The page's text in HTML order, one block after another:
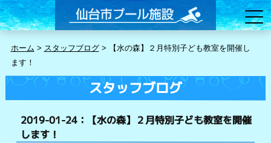
ホーム > スタッフブログ>
【水の森】２月特別子ども教室を開催し
ます！
スタッフブログ
2019-01-24：【水の森】２月特別子ども教室を開催
します！